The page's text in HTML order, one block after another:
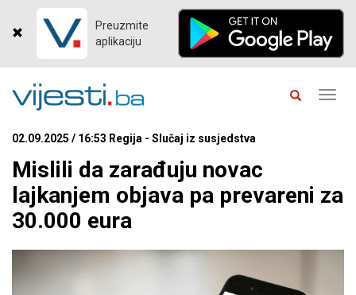
Preuzmite
aplikaciju
02.09.2025 / 16:53 Regija - Slučaj iz susjedstva
Mislili da zarađuju novac
lajkanjem objava pa prevareni za
30.000 eura